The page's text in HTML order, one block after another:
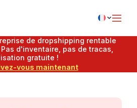
de dropshipping rentable
d'inventaire, pas de tracas,
gratuite !
vous maintenant